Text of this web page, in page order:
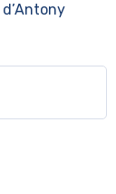
d’Antony